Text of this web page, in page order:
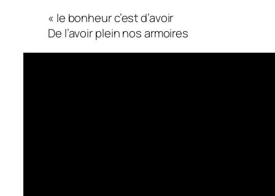
« le bonheur c’est d’avoir
De l’avoir plein nos armoires